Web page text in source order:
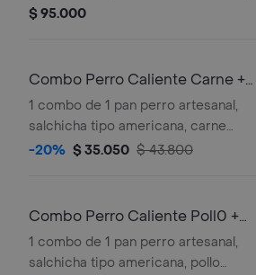
queso rallado, tocineta picada
de gaseosa de 1.5lts
$ 95.000
Combo Perro Caliente Carne +
Papas + Gas
1 combo de 1 pan perro artesanal,
salchicha tipo americana, carne
desmechada, , queso rallado, tocineta
porcion de 150gr de papas a la
-20% $ 35.050 $ 43.800
Combo Perro Caliente Poll0 +
Papas + Gas
1 combo de 1 pan perro artesanal,
salchicha tipo americana, pollo